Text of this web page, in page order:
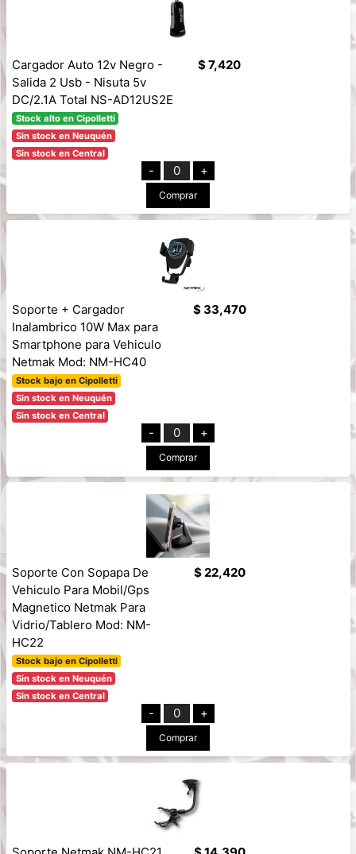
Cargador Auto 12v Negro -
Salida 2 Usb - Nisuta 5v
DC/2.1A Total NS-AD12US2E
Stock alto en Cipolletti
Sin stock en Neuquén
Sin stock en Central
$ 7,420
- 0 +
Comprar
Soporte + Cargador
Inalambrico 10W Max para
Smartphone para Vehiculo
Netmak Mod: NM-HC40
Stock bajo en Cipolletti
Sin stock en Neuquén
Sin stock en Central
$ 33,470
- 0 +
Comprar
Soporte Con Sopapa De
Vehiculo Para Mobil/Gps
Magnetico Netmak Para
Vidrio/Tablero Mod: NM-
HC22
Stock bajo en Cipolletti
Sin stock en Neuquén
Sin stock en Central
$ 22,420
- 0 +
Comprar